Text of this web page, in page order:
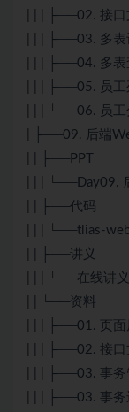
| | | ├──02. 接口
| | | ├──03. 多表
| | | ├──04. 多表
| | | ├──05. 员
| | | └──06. 员工
| ├──09. 后端
| | ├──PPT
| | | └──Day09.
| | ├──代码
| | | └──tlias-
| | ├──讲义
| | | └──在线讲
| | └──资料
| | | ├──01. 页面
| | | ├──02. 接口
| | | ├──03. 事务
| | | ├──03. 事务